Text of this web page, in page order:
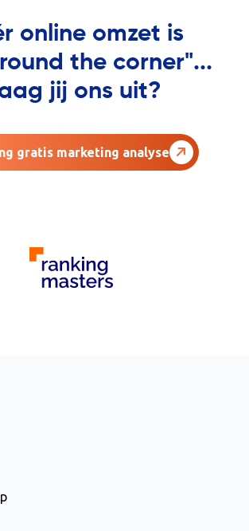
online omzet is
the corner"...
jij ons uit?
gratis marketing analyse